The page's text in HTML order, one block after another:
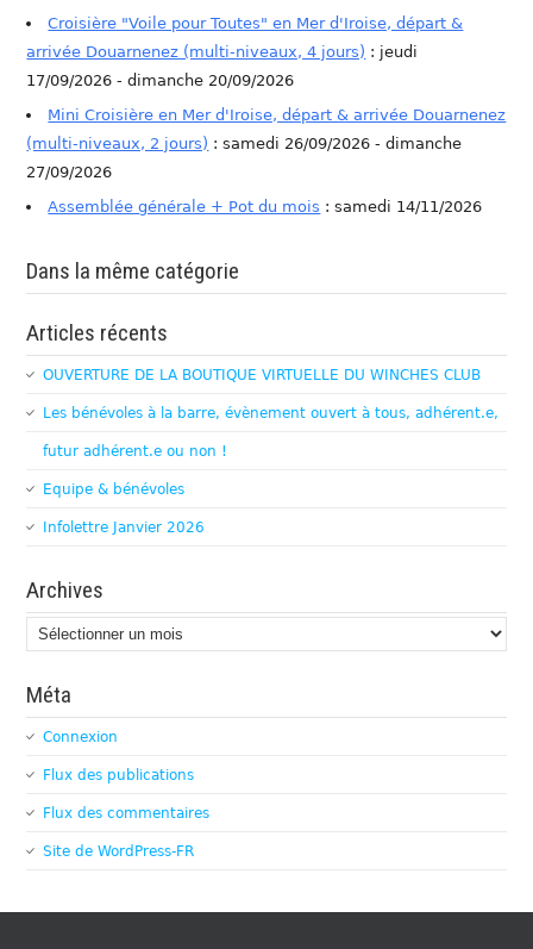
Croisière "Voile pour Toutes" en Mer d'Iroise, départ &
arrivée Douarnenez (multi-niveaux, 4 jours) : jeudi
17/09/2026 - dimanche 20/09/2026
Mini Croisière en Mer d'Iroise, départ & arrivée Douarnenez
(multi-niveaux, 2 jours) : samedi 26/09/2026 - dimanche
27/09/2026
Assemblée générale + Pot du mois : samedi 14/11/2026
Dans la même catégorie
Articles récents
OUVERTURE DE LA BOUTIQUE VIRTUELLE DU WINCHES CLUB
Les bénévoles à la barre, évènement ouvert à tous, adhérent.e,
futur adhérent.e ou non !
Equipe & bénévoles
Infolettre Janvier 2026
Archives
Archives
Méta
Connexion
Flux des publications
Flux des commentaires
Site de WordPress-FR